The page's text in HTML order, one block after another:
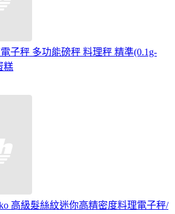
子秤 多功能磅秤 料理秤 精準(0.1g-
糕
高級髮絲紋迷你高精密度料理電子秤/